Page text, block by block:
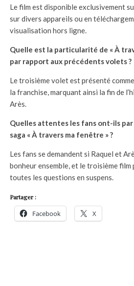
Le film est disponible exclusivement
sur divers appareils ou en
visualisation hors ligne.
Quelle est la particularité de « À
par rapport aux précédents volets ?
Le troisième volet est présenté
la franchise, marquant ainsi la fin de
Arès.
Quelles attentes les fans ont-ils par
saga « À travers ma fenêtre » ?
Les fans se demandent si Raquel et
bonheur ensemble, et le troisième film
toutes les questions en suspens.
Partager :
Facebook X